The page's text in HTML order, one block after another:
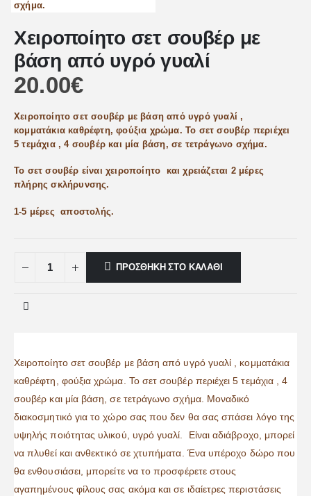
Xειροποίητο σετ σουβέρ με
βάση από υγρό γυαλί
20.00€
Xειροποίητο σετ σουβέρ με βάση από υγρό γυαλί ,
κομματάκια καθρέφτη, φούξια χρώμα. Το σετ σουβέρ περιέχει
5 τεμάχια , 4 σουβέρ και μία βάση, σε τετράγωνο σχήμα.
Το σετ σουβέρ είναι χειροποίητο και χρειάζεται 2 μέρες
πλήρης σκλήρυνσης.
1-5 μέρες αποστολής.
ΠΡΟΣΘΉΚΗ ΣΤΟ ΚΑΛΆΘΙ
Xειροποίητο σετ σουβέρ με βάση από υγρό γυαλί , κομματάκια
καθρέφτη, φούξια χρώμα. Το σετ σουβέρ περιέχει 5 τεμάχια , 4
σουβέρ και μία βάση, σε τετράγωνο σχήμα. Μοναδικό
διακοσμητικό για το χώρο σας που δεν θα σας σπάσει λόγο της
υψηλής ποιότητας υλικού, υγρό γυαλί. Είναι αδιάβροχο, μπορεί
να πλυθεί και ανθεκτικό σε χτυπήματα. Ένα υπέροχο δώρο που
θα ενθουσιάσει, μπορείτε να το προσφέρετε στους
αγαπημένους φίλους σας ακόμα και σε ιδαίετρες περιστάσεις